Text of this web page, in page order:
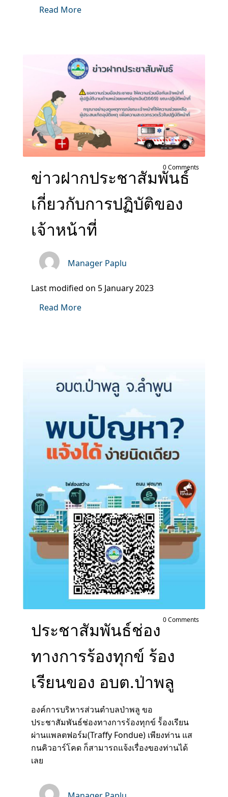
Read More
0 Comments
ข่าวฝากประชาสัมพันธ์
เกี่ยวกับการปฏิบัติของ
เจ้าหน้าที่
Manager Paplu
Last modified on 5 January 2023
Read More
0 Comments
ประชาสัมพันธ์ช่อง
ทางการร้องทุกข์ ร้อง
เรียนของ อบต.ป่าพลู
องค์การบริหารส่วนตำบลป่าพลู ขอ
ประชาสัมพันธ์ช่องทางการร้องทุกข์ ร้้องเรียน
ผ่านแพลตฟอร์ม(Traffy Fondue) เพียงท่าน แส
กนคิวอาร์โคด ก็สามารถแจ้งเรื่องของท่านได้
เลย